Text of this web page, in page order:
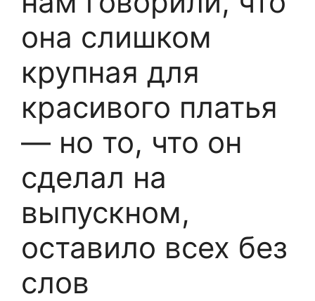
она слишком
крупная для
красивого платья
— но то, что он
сделал на
выпускном,
оставило всех без
слов